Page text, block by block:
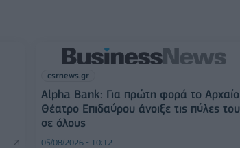
csrnews.gr
Alpha Bank: Για πρώτη φορά το Αρχαίο
Θέατρο Επιδαύρου άνοιξε τις πύλες του
σε όλους
05/08/2026 - 10:12